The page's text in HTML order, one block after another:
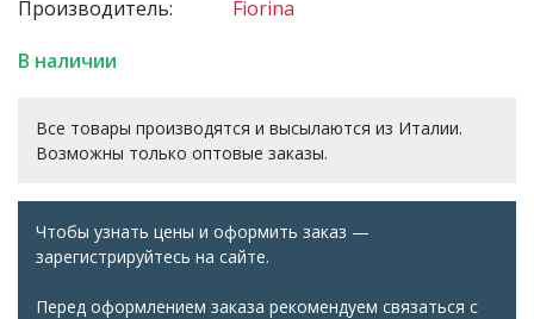
Производитель:
Fiorina
В наличии
Все товары производятся и высылаются из Италии.
Возможны только оптовые заказы.
Чтобы узнать цены и оформить заказ —
зарегистрируйтесь на сайте.
Перед оформлением заказа рекомендуем связаться с